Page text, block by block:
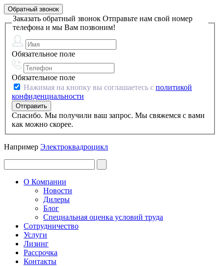
Обратный звонок
Заказать обратный звонок Отправьте нам свой номер
телефона и мы Вам позвоним!
Обязательное поле
Обязательное поле
Нажимая на кнопку вы соглашаетесь с политикой
конфиденциальности
Спасибо. Мы получили ваш запрос. Мы свяжемся с вами
как можно скорее.
Например Электроквадроцикл
О Компании
Новости
Дилеры
Блог
Специальная оценка условий труда
Сотрудничество
Услуги
Лизинг
Рассрочка
Контакты